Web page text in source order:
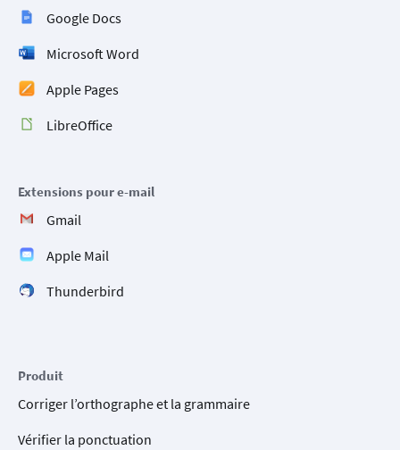
Google Docs
Microsoft Word
Apple Pages
LibreOffice
Extensions pour e-mail
Gmail
Apple Mail
Thunderbird
Produit
Corriger l’orthographe et la grammaire
Vérifier la ponctuation